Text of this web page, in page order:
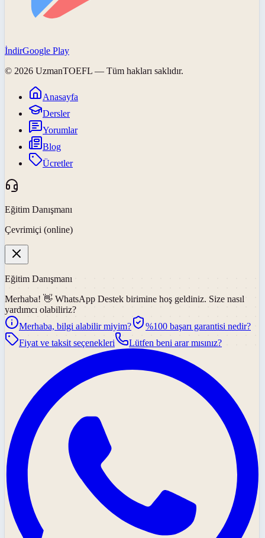
İndirGoogle Play
© 2026 UzmanTOEFL — Tüm hakları saklıdır.
Anasayfa
Dersler
Yorumlar
Blog
Ücretler
Eğitim Danışmanı
Çevrimiçi (online)
Eğitim Danışmanı
Merhaba! 👋 WhatsApp Destek birimine hoş geldiniz. Size nasıl
yardımcı olabiliriz?
Merhaba, bilgi alabilir miyim?
%100 başarı garantisi nedir?
Fiyat ve taksit seçenekleri
Lütfen beni arar mısınız?